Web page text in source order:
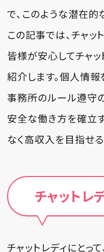
で、このような潜在
この記事では、チャ
皆様が安心してチャ
紹介します。個人情
事務所のルール遵守
安全な働き方を確立す
なく高収入を目指せ
チャットレ
チャットレディにと